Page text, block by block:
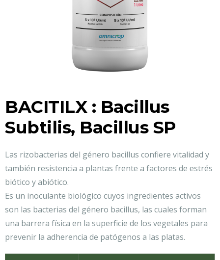
BACITILX : Bacillus
Subtilis, Bacillus SP
Las rizobacterias del género bacillus confiere vitalidad y
también resistencia a plantas frente a factores de estrés
biótico y abiótico.
Es un inoculante biológico cuyos ingredientes activos
son las bacterias del género bacillus, las cuales forman
una barrera física en la superficie de los vegetales para
prevenir la adherencia de patógenos a las platas.